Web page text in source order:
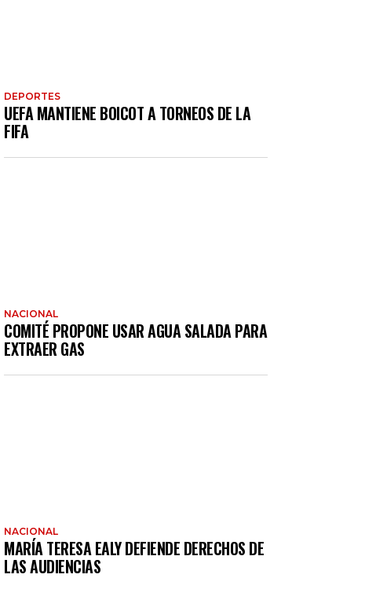
DEPORTES
UEFA MANTIENE BOICOT A TORNEOS DE LA
FIFA
NACIONAL
COMITÉ PROPONE USAR AGUA SALADA PARA
EXTRAER GAS
NACIONAL
MARÍA TERESA EALY DEFIENDE DERECHOS DE
LAS AUDIENCIAS